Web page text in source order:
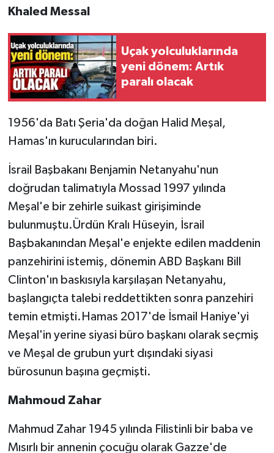
Khaled Messal
Uçak yolculuklarında
yeni dönem: Artık
paralı olacak
1956'da Batı Şeria'da doğan Halid Meşal,
Hamas'ın kurucularından biri.
İsrail Başbakanı Benjamin Netanyahu'nun
doğrudan talimatıyla Mossad 1997 yılında
Meşal'e bir zehirle suikast girişiminde
bulunmuştu.Ürdün Kralı Hüseyin, İsrail
Başbakanından Meşal'e enjekte edilen maddenin
panzehirini istemiş, dönemin ABD Başkanı Bill
Clinton'ın baskısıyla karşılaşan Netanyahu,
başlangıçta talebi reddettikten sonra panzehiri
temin etmişti.Hamas 2017'de İsmail Haniye'yi
Meşal'in yerine siyasi büro başkanı olarak seçmiş
ve Meşal de grubun yurt dışındaki siyasi
bürosunun başına geçmişti.
Mahmoud Zahar
Mahmud Zahar 1945 yılında Filistinli bir baba ve
Mısırlı bir annenin çocuğu olarak Gazze'de